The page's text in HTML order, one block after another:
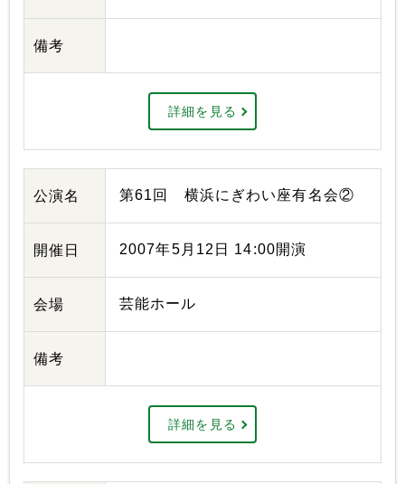
備考
詳細を見る
公演名 第61回 横浜にぎわい座有名会②
開催日 2007年5月12日 14:00開演
会場 芸能ホール
備考
詳細を見る